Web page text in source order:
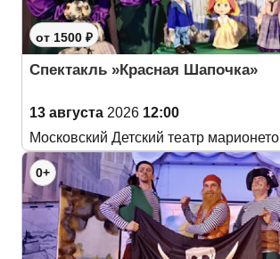
от 1500 ₽
Спектакль »Красная Шапочка»
13 августа 2026 12:00
Московский Детский театр
0+